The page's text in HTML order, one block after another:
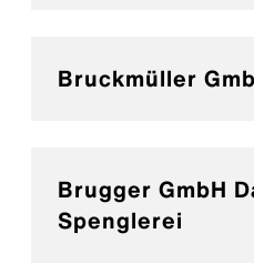
Bruckmüller
Brugger GmbH
Spenglerei